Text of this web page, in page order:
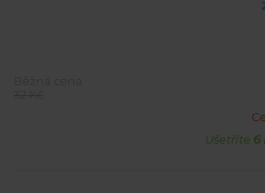
pravidel nebo si prostě můžete vymyslet
Ušetříte 6